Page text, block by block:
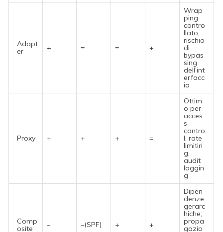
Adapt
er
+ = = +
Wrap
ping
contro
llato;
rischio
di
bypas
sing
dell’int
erfacc
ia
Proxy + + + =
Ottim
o per
acces
s
contro
l, rate
limitin
g,
audit
loggin
g
Comp
osite
– –(SPF) + +
Dipen
denze
gerarc
hiche;
propa
gazio